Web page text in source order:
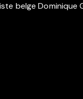
belge